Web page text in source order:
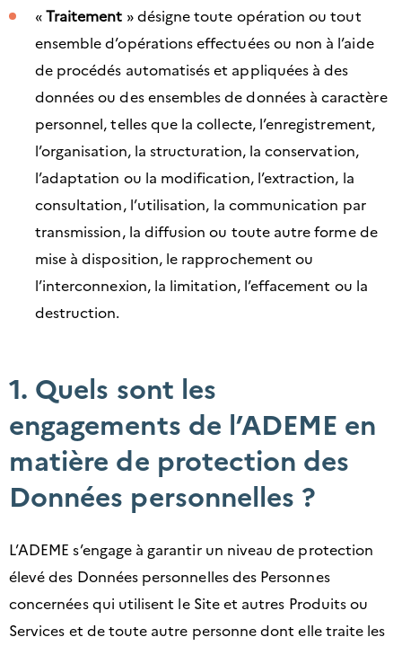
«Traitement » désigne toute opération ou tout
ensemble d’opérations effectuées ou non à l’aide
de procédés automatisés et appliquées à des
données ou des ensembles de données à caractère
personnel, telles que la collecte, l’enregistrement,
l’organisation, la structuration, la conservation,
l’adaptation ou la modification, l’extraction, la
consultation, l’utilisation, la communication par
transmission, la diffusion ou toute autre forme de
mise à disposition, le rapprochement ou
l’interconnexion, la limitation, l’effacement ou la
destruction.
1. Quels sont les
engagements de l’ADEME en
matière de protection des
Données personnelles ?
L’ADEME s’engage à garantir un niveau de protection
élevé des Données personnelles des Personnes
concernées qui utilisent le Site et autres Produits ou
Services et de toute autre personne dont elle traite les